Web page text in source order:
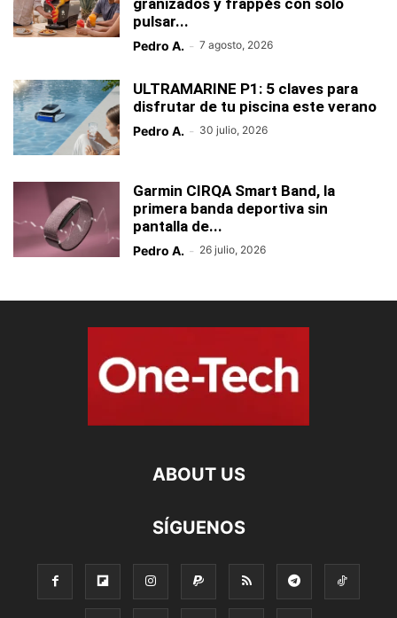
granizados y frappés con solo
pulsar...
Pedro A. - 7 agosto, 2026
ULTRAMARINE P1: 5 claves para
disfrutar de tu piscina este verano
Pedro A. - 30 julio, 2026
Garmin CIRQA Smart Band, la
primera banda deportiva sin
pantalla de...
Pedro A. - 26 julio, 2026
ABOUT US
SÍGUENOS